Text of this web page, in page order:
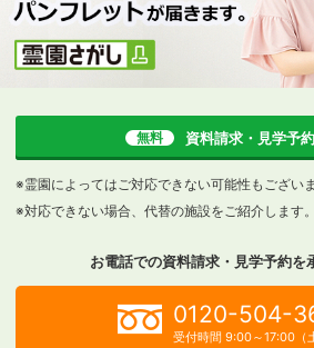
無料 資料請求・見学予約
※霊園によってはご対応できない可能性もござい
※対応できない場合、代替の施設をご紹介します。
お電話での資料請求・見学予約を
0120-504-
受付時間 9:00～17:00（